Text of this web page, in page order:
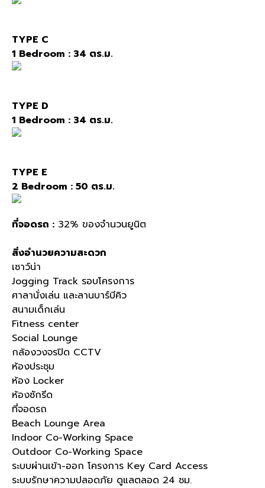
TYPE C
1 Bedroom : 34 ตร.ม.
TYPE D
1 Bedroom : 34 ตร.ม.
TYPE E
2 Bedroom : 50 ตร.ม.
ที่จอดรถ : 32% ของจำนวนยูนิต
สิ่งอำนวยความสะดวก
เซาว์น่า
Jogging Track รอบโครงการ
ศาลานั่งเล่น และลานบาร์บีคิว
สนามเด็กเล่น
Fitness center
Social Lounge
กล้องวงจรปิด CCTV
ห้องประชุม
ห้อง Locker
ห้องซักรีด
ที่จอดรถ
Beach Lounge Area
Indoor Co-Working Space
Outdoor Co-Working Space
ระบบผ่านเข้า-ออก โครงการ Key Card Access
ระบบรักษาความปลอดภัย ดูแลตลอด 24 ชม.